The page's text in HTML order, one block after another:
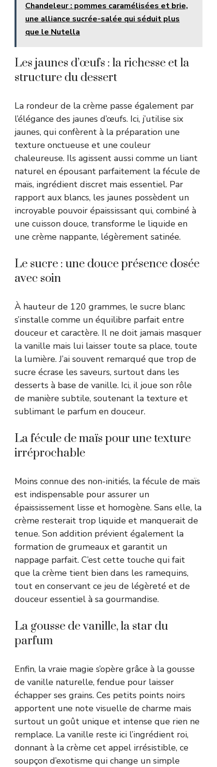
Chandeleur : pommes caramélisées et brie,
une alliance sucrée-salée qui séduit plus
que le Nutella
Les jaunes d’œufs : la richesse et la
structure du dessert
La rondeur de la crème passe également par
l’élégance des jaunes d’œufs. Ici, j’utilise six
jaunes, qui confèrent à la préparation une
texture onctueuse et une couleur
chaleureuse. Ils agissent aussi comme un liant
naturel en épousant parfaitement la fécule de
maïs, ingrédient discret mais essentiel. Par
rapport aux blancs, les jaunes possèdent un
incroyable pouvoir épaississant qui, combiné à
une cuisson douce, transforme le liquide en
une crème nappante, légèrement satinée.
Le sucre : une douce présence dosée
avec soin
À hauteur de 120 grammes, le sucre blanc
s’installe comme un équilibre parfait entre
douceur et caractère. Il ne doit jamais masquer
la vanille mais lui laisser toute sa place, toute
la lumière. J’ai souvent remarqué que trop de
sucre écrase les saveurs, surtout dans les
desserts à base de vanille. Ici, il joue son rôle
de manière subtile, soutenant la texture et
sublimant le parfum en douceur.
La fécule de maïs pour une texture
irréprochable
Moins connue des non-initiés, la fécule de maïs
est indispensable pour assurer un
épaississement lisse et homogène. Sans elle, la
crème resterait trop liquide et manquerait de
tenue. Son addition prévient également la
formation de grumeaux et garantit un
nappage parfait. C’est cette touche qui fait
que la crème tient bien dans les ramequins,
tout en conservant ce jeu de légèreté et de
douceur essentiel à sa gourmandise.
La gousse de vanille, la star du
parfum
Enfin, la vraie magie s’opère grâce à la gousse
de vanille naturelle, fendue pour laisser
échapper ses grains. Ces petits points noirs
apportent une note visuelle de charme mais
surtout un goût unique et intense que rien ne
remplace. La vanille reste ici l’ingrédient roi,
donnant à la crème cet appel irrésistible, ce
soupçon d’exotisme qui change un simple